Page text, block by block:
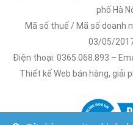
phố Hà
Mã số thuế / Mã số doanh
03/05/
Điện thoại: 0365.068.893 –
Thiết kế Web bán hàng, giải